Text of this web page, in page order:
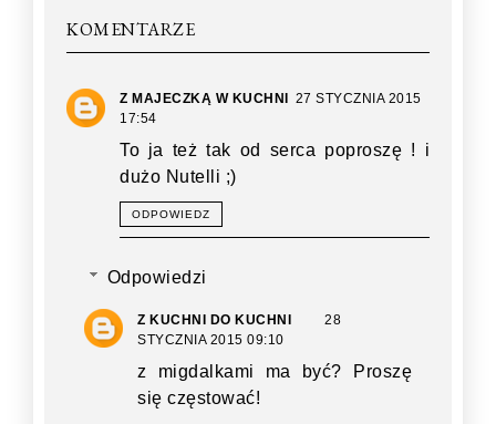
KOMENTARZE
Z MAJECZKĄ W KUCHNI 27 STYCZNIA 2015
17:54
To ja też tak od serca poproszę ! i
dużo Nutelli ;)
ODPOWIEDZ
Odpowiedzi
Z KUCHNI DO KUCHNI
28
STYCZNIA 2015 09:10
z migdalkami ma być? Proszę
się częstować!